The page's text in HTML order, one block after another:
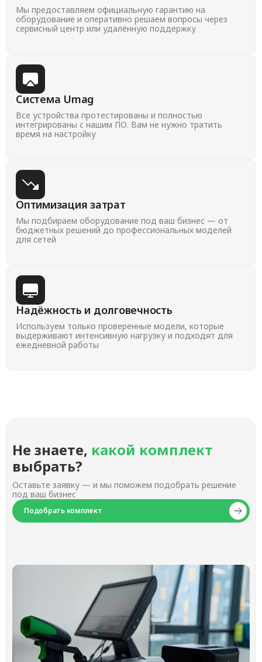
Мы предоставляем официальную гарантию на
оборудование и оперативно решаем вопросы через
сервисный центр или удалённую поддержку
Система Umag
Все устройства протестированы и полностью
интегрированы с нашим ПО. Вам не нужно тратить
время на настройку
Оптимизация затрат
Мы подбираем оборудование под ваш бизнес — от
бюджетных решений до профессиональных моделей
для сетей
Надёжность и долговечность
Используем только проверенные модели, которые
выдерживают интенсивную нагрузку и подходят для
ежедневной работы
Не знаете, какой комплект
выбрать?
Оставьте заявку — и мы поможем подобрать решение
под ваш бизнес
Подобрать комплект